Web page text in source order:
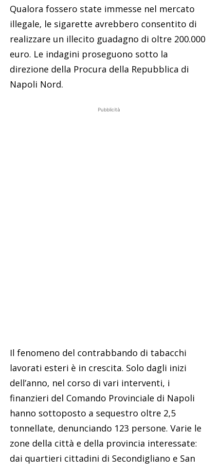
Qualora fossero state immesse nel mercato
illegale, le sigarette avrebbero consentito di
realizzare un illecito guadagno di oltre 200.000
euro. Le indagini proseguono sotto la
direzione della Procura della Repubblica di
Napoli Nord.
Pubblicità
Il fenomeno del contrabbando di tabacchi
lavorati esteri è in crescita. Solo dagli inizi
dell’anno, nel corso di vari interventi, i
finanzieri del Comando Provinciale di Napoli
hanno sottoposto a sequestro oltre 2,5
tonnellate, denunciando 123 persone. Varie le
zone della città e della provincia interessate:
dai quartieri cittadini di Secondigliano e San